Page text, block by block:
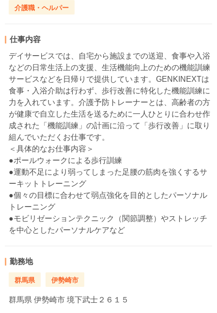
介護職・ヘルパー
仕事内容
デイサービスでは、自宅から施設までの送迎、食事や入浴
などの日常生活上の支援、生活機能向上のための機能訓練
サービスなどを日帰りで提供しています。GENKINEXTは
食事・入浴介助は行わず、歩行改善に特化した機能訓練に
力を入れています。介護予防トレーナーとは、高齢者の方
が健康で自立した生活を送るために一人ひとりに合わせ作
成された「機能訓練」の計画に沿って「歩行改善」に取り
組んでいただくお仕事です。
＜具体的なお仕事内容＞
●ポールウォークによる歩行訓練
●運動不足により弱ってしまった足腰の筋肉を強くするサ
ーキットトレーニング
●個々の目標に合わせて弱点強化を目的としたパーソナル
トレーニング
●モビリゼーションテクニック（関節調整）やストレッチ
を中心としたパーソナルケアなど
勤務地
群馬県 伊勢崎市
群馬県 伊勢崎市 境下武士２６１５